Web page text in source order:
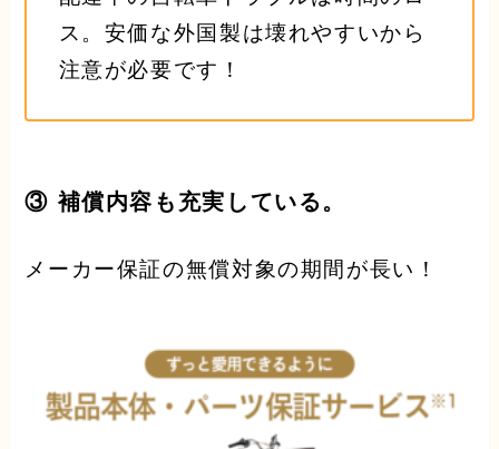
ス。安価な外国製は壊れやすいから
注意が必要です！
③ 補償内容も充実している。
メーカー保証の無償対象の期間が長い！